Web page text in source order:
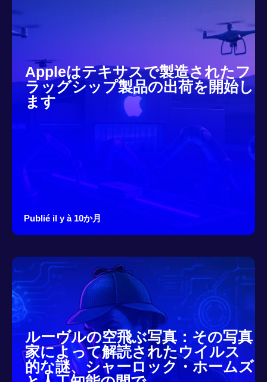
Appleはテキサスで製造されたフ
ラッグシップ製品の出荷を開始し
ます
Publié il y à 10か月
ルーヴルの空飛ぶ写真：その写真
家によって解読されたウイルス
的な謎、シャーロック・ホームズ